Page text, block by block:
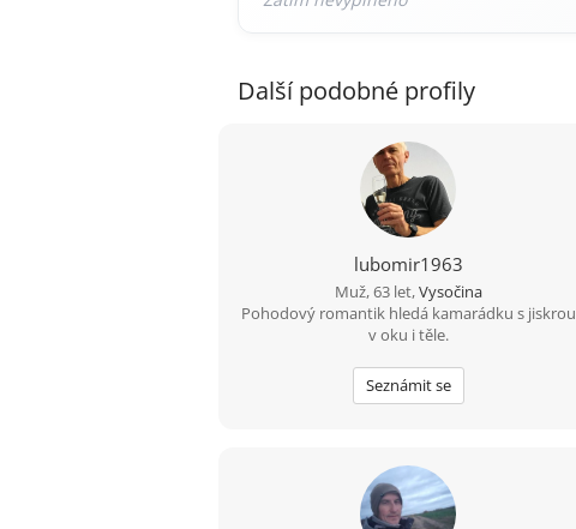
Další podobné profily
lubomir1963
Muž, 63 let,Vysočina
Pohodový romantik hledá kamarádku s jiskrou
v oku i těle.
Seznámit se